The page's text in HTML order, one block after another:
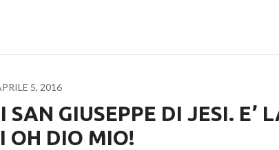
5, 2016
SAN GIUSEPPE DI JESI. E’
OH DIO MIO!